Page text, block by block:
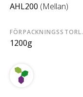
AHL200 (Mellan)
FÖRPACKNINGSSTORL.
1200g